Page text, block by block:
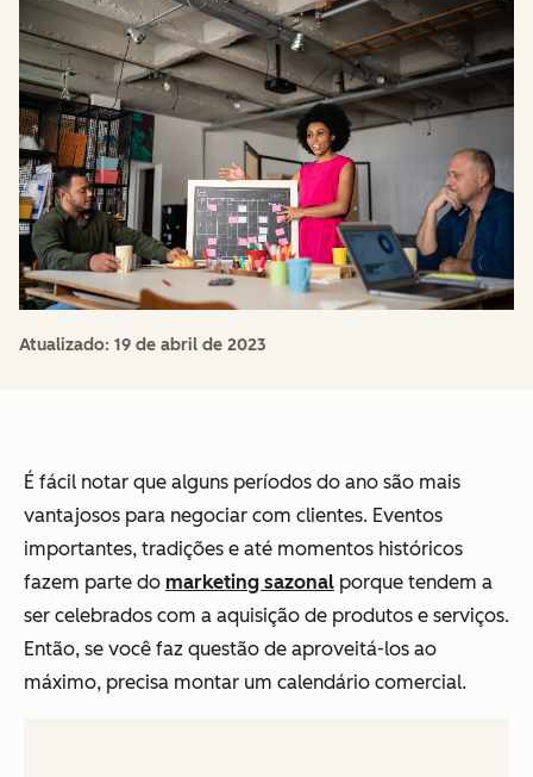
Atualizado: 19 de abril de 2023
É fácil notar que alguns períodos do ano são mais
vantajosos para negociar com clientes. Eventos
importantes, tradições e até momentos históricos
fazem parte do marketing sazonal porque tendem a
ser celebrados com a aquisição de produtos e serviços.
Então, se você faz questão de aproveitá-los ao
máximo, precisa montar um calendário comercial.